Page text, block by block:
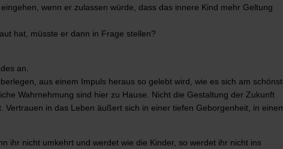
wenn er zulassen würde, dass das innere Kind mehr Geltung
hat, müsste er dann in Frage stellen?
an.
aus einem Impuls heraus so gelebt wird, wie es sich am
Wahrnehmung sind hier zu Hause. Nicht die Gestaltung der Zukunft
Vertrauen in das Leben äußert sich in einer tiefen Geborgenheit, in
ihr nicht umkehrt und werdet wie die Kinder, so werdet ihr nicht ins